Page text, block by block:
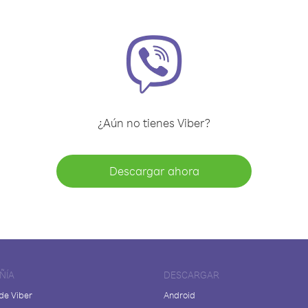
¿Aún no tienes Viber?
Descargar ahora
Viber
DESCARGAR
Android